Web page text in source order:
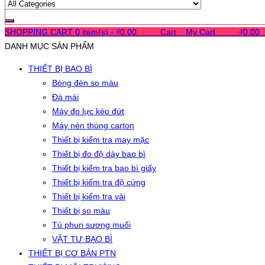
SHOPPING CART 0 item(s) - ₫0.00 Cart My Cart ₫0.00
DANH MỤC SẢN PHẨM
THIẾT BỊ BAO BÌ
Bóng đèn so màu
Đá mài
Máy đo lực kéo đứt
Máy nén thùng carton
Thiết bị kiểm tra may mặc
Thiết bị đo độ dày bao bì
Thiết bị kiểm tra bao bì giấy
Thiết bị kiểm tra độ cứng
Thiết bị kiểm tra vải
Thiết bị so màu
Tủ phun sương muối
VẬT TƯ BAO BÌ
THIẾT BỊ CƠ BẢN PTN